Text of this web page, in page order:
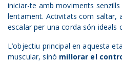
iniciar-te amb moviments
lentament. Activitats com saltar,
escalar per una corda són ideals
L’objectiu principal en aquesta
muscular, sinó millorar el